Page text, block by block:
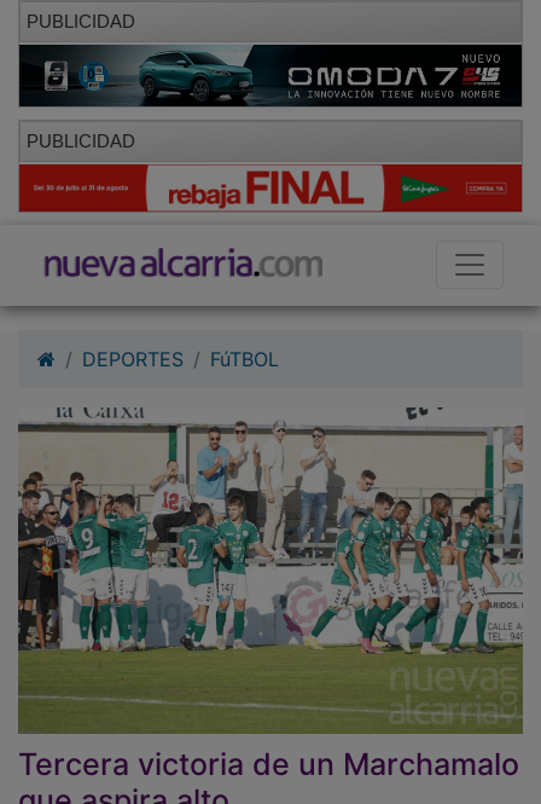
PUBLICIDAD
PUBLICIDAD
Tercera victoria de un Marchamalo
que aspira alto